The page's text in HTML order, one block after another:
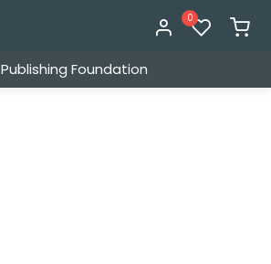
0
Publishing Foundation